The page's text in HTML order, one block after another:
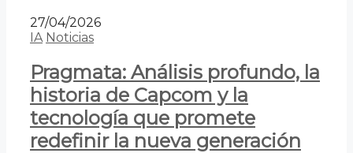
27/04/2026
IA Noticias
Pragmata: Análisis profundo, la
historia de Capcom y la
tecnología que promete
redefinir la nueva generación